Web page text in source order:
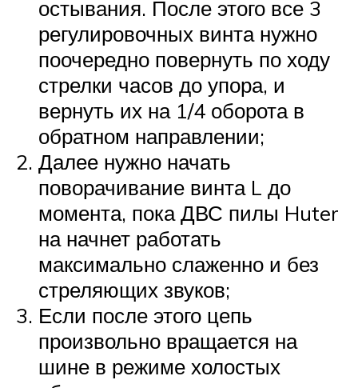
остывания. После этого все 3
регулировочных винта нужно
поочередно повернуть по ходу
стрелки часов до упора, и
вернуть их на 1/4 оборота в
обратном направлении;
Далее нужно начать
поворачивание винта L до
момента, пока ДВС пилы Huter
на начнет работать
максимально слаженно и без
стреляющих звуков;
Если после этого цепь
произвольно вращается на
шине в режиме холостых